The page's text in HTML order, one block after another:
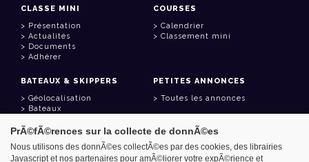
CLASSE MINI
Présentation
Actualités
Documents
Adhérer
COURSES
Calendrier
Classement mini
BATEAUX & SKIPPERS
Géolocalisation
Bateaux
PETITES ANNONCES
Toutes les annonces
LIENS UTILES
PrÃ©fÃ©rences sur la collecte de donnÃ©es
Nous utilisons des donnÃ©es collectÃ©es par des cookies, des librairies
Javascript et nos partenaires pour amÃ©liorer votre expÃ©rience et